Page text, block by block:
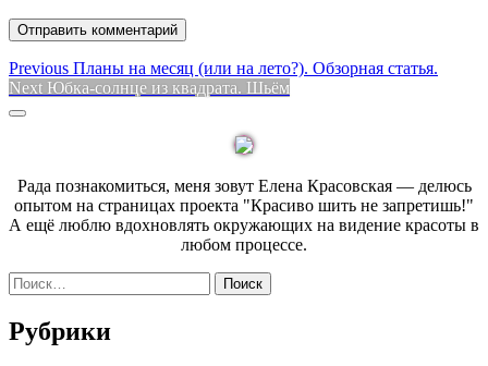
Навигация
по
Previous Previous
post:
Планы на месяц (или на лето?). Обзорная статья.
Next Next
Юбка-солнце из квадрата. Шьём
Sidebar
Рада познакомиться, меня зовут Елена Красовская — делюсь
опытом на страницах проекта "Красиво шить не запретишь!"
А ещё люблю вдохновлять окружающих на видение красоты в
любом процессе.
Найти:
Рубрики